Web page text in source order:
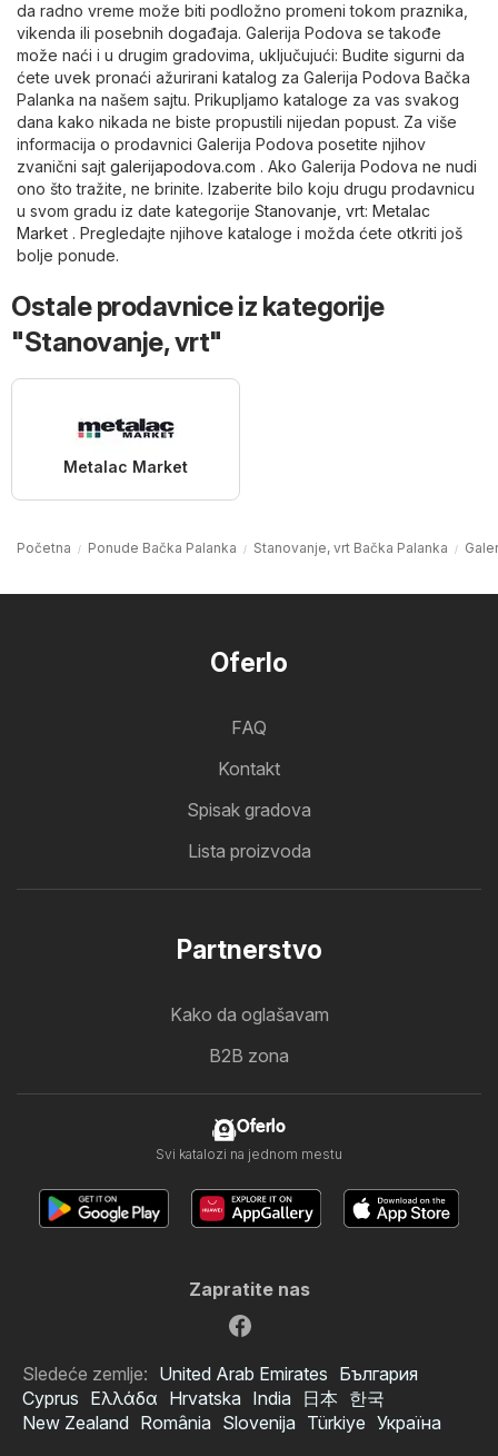
da radno vreme može biti podložno promeni tokom praznika,
vikenda ili posebnih događaja. Galerija Podova se takođe
može naći i u drugim gradovima, uključujući: Budite sigurni da
ćete uvek pronaći ažurirani katalog za Galerija Podova Bačka
Palanka na našem sajtu. Prikupljamo kataloge za vas svakog
dana kako nikada ne biste propustili nijedan popust. Za više
informacija o prodavnici Galerija Podova posetite njihov
zvanični sajt galerijapodova.com . Ako Galerija Podova ne nudi
ono što tražite, ne brinite. Izaberite bilo koju drugu prodavnicu
u svom gradu iz date kategorije Stanovanje, vrt: Metalac
Market . Pregledajte njihove kataloge i možda ćete otkriti još
bolje ponude.
Ostale prodavnice iz kategorije
"Stanovanje, vrt"
Metalac Market
Početna Ponude Bačka Palanka Stanovanje, vrt Bačka Palanka
Oferlo
FAQ
Kontakt
Spisak gradova
Lista proizvoda
Partnerstvo
Kako da oglašavam
B2B zona
Oferlo
Svi katalozi na jednom mestu
Zapratite nas
Sledeće zemlje: United Arab Emirates България
Cyprus Ελλάδα Hrvatska India 日本 한국
New Zealand România Slovenija Türkiye Україна